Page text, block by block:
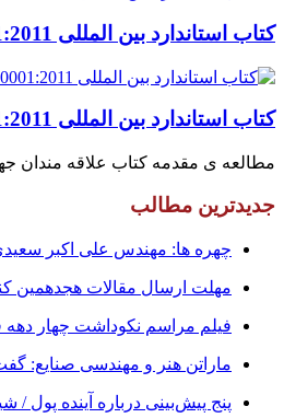
کتاب استاندارد بین المللی ISO50001:2011
کتاب استاندارد بین المللی ISO50001:2011
مطالعه ی مقدمه کتاب علاقه مندان جهت تهیه کتاب می
جدیدترین مطالب
چهره ها: مهندس علی اکبر
مهلت ارسال مقالات هجدهمین کنفرانس
فیلم مراسم نکوداشت چهار دهه
ماراتن هنر و مهندسی صنایع:
پنج پیش‌بینی درباره آینده پول /